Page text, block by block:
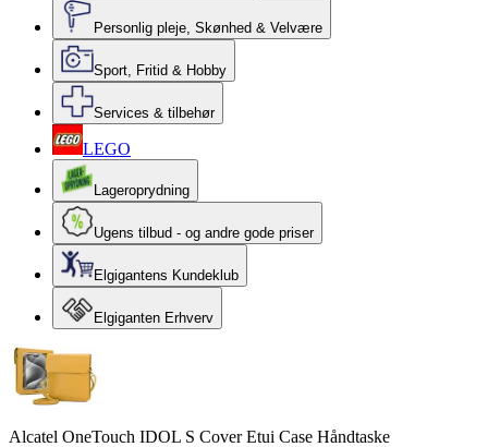
Personlig pleje, Skønhed & Velvære
Sport, Fritid & Hobby
Services & tilbehør
LEGO
Lageroprydning
Ugens tilbud - og andre gode priser
Elgigantens Kundeklub
Elgiganten Erhverv
Alcatel OneTouch IDOL S Cover Etui Case Håndtaske